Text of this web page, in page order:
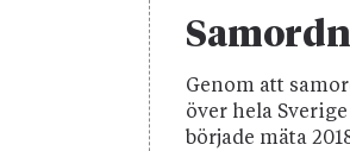
Genom att
över hela
började mäta